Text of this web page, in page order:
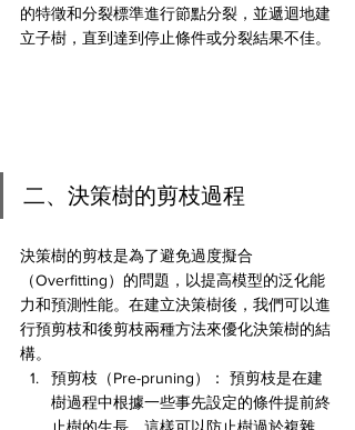
的特徵和分裂標準進行節點分裂，並遞迴地建
立子樹，直到達到停止條件或分裂結果不佳。
二、決策樹的剪枝過程
決策樹的剪枝是為了避免過度擬合
（Overfitting）的問題，以提高模型的泛化能
力和預測性能。在建立決策樹後，我們可以進
行預剪枝和後剪枝兩種方法來優化決策樹的結
構。
預剪枝（Pre-pruning）： 預剪枝是在建
樹過程中根據一些事先設定的條件提前終